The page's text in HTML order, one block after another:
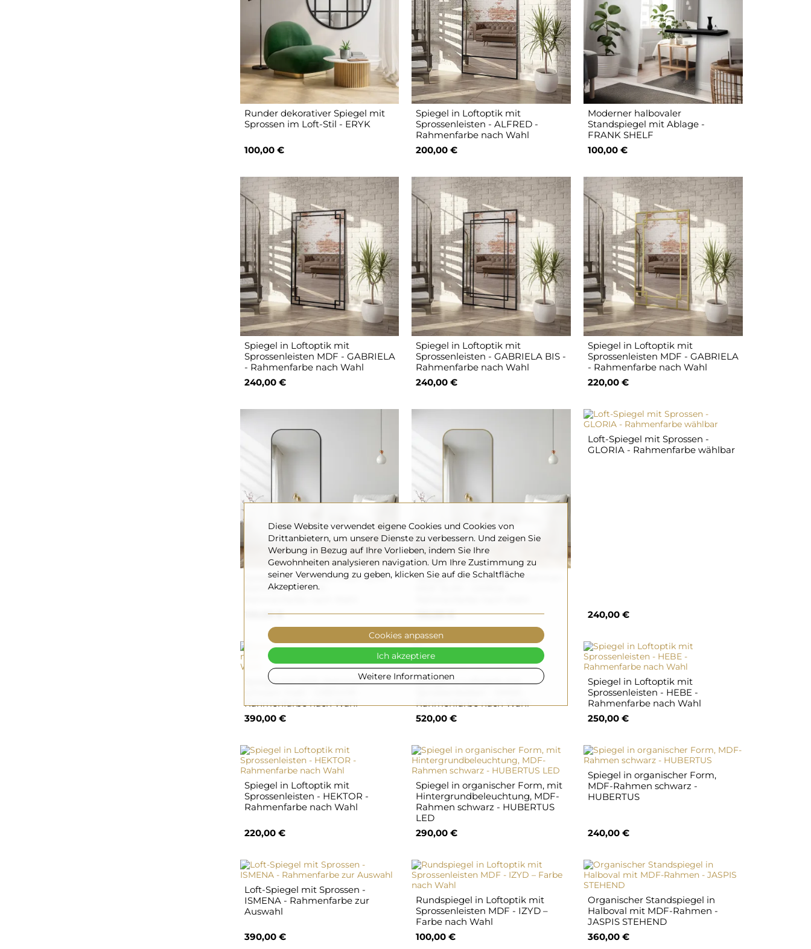
Runder dekorativer Spiegel mit
Sprossen im Loft-Stil - ERYK
100,00 €
Spiegel in Loftoptik mit
Sprossenleisten - ALFRED -
Rahmenfarbe nach Wahl
200,00 €
Moderner halbovaler
Standspiegel mit Ablage -
FRANK SHELF
100,00 €
Spiegel in Loftoptik mit
Sprossenleisten MDF - GABRIELA
- Rahmenfarbe nach Wahl
240,00 €
Spiegel in Loftoptik mit
Sprossenleisten - GABRIELA BIS -
Rahmenfarbe nach Wahl
240,00 €
Spiegel in Loftoptik mit
Sprossenleisten MDF - GABRIELA
- Rahmenfarbe nach Wahl
220,00 €
Spiegel in goldenem MDF SLIM
Rahmen - GERDA -
130,00 €
Spiegel mit schwarzem Rahmen
130,00 €
Loft-Spiegel mit Sprossen -
GLORIA - Rahmenfarbe wählbar
240,00 €
Spiegel mit MDF-Rahmen
Rahmenfarbe nach Wahl
390,00 €
Spiegel in Loftoptik mit
Rahmenfarbe nach Wahl
520,00 €
Spiegel in Loftoptik mit
Sprossenleisten - HEBE -
Rahmenfarbe nach Wahl
250,00 €
Spiegel in Loftoptik mit
Sprossenleisten - HEKTOR -
Rahmenfarbe nach Wahl
220,00 €
Spiegel in organischer Form, mit
Hintergrundbeleuchtung, MDF-
Rahmen schwarz - HUBERTUS
LED
290,00 €
Spiegel in organischer Form,
MDF-Rahmen schwarz -
HUBERTUS
240,00 €
Loft-Spiegel mit Sprossen -
ISMENA - Rahmenfarbe zur
Auswahl
390,00 €
Rundspiegel in Loftoptik mit
Sprossenleisten MDF - IZYD –
Farbe nach Wahl
100,00 €
Organischer Standspiegel in
Halboval mit MDF-Rahmen -
JASPIS STEHEND
360,00 €
Diese Website verwendet eigene Cookies und Cookies von
Drittanbietern, um unsere Dienste zu verbessern. Und zeigen Sie
Werbung in Bezug auf Ihre Vorlieben, indem Sie Ihre
Gewohnheiten analysieren navigation. Um Ihre Zustimmung zu
seiner Verwendung zu geben, klicken Sie auf die Schaltfläche
Akzeptieren.
Weitere Informationen
Cookies anpassen
Ich akzeptiere